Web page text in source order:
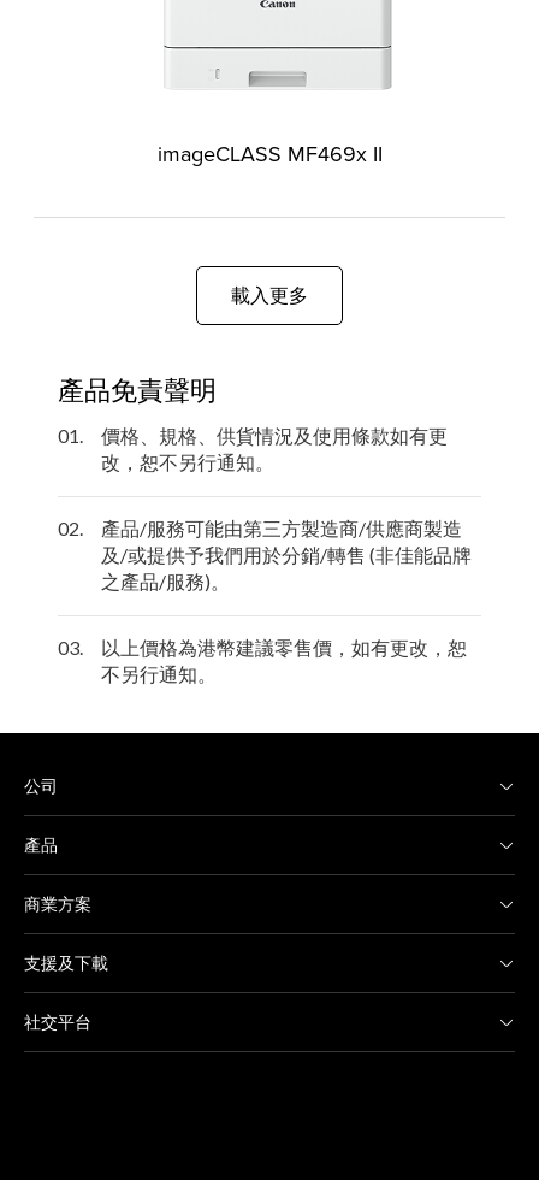
imageCLASS MF469x II
載入更多
產品免責聲明
01.
價格、規格、供貨情況及使用條款如有更
改，恕不另行通知。
02.
產品/服務可能由第三方製造商/供應商製造
及/或提供予我們用於分銷/轉售 (非佳能品牌
之產品/服務)。
03.
以上價格為港幣建議零售價，如有更改，恕
不另行通知。
公司
產品
商業方案
支援及下載
社交平台